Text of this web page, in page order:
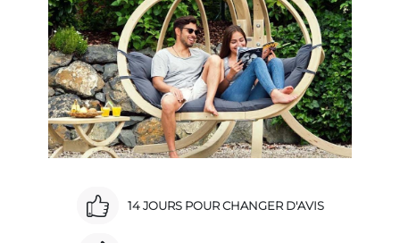
14 JOURS POUR CHANGER D'AVIS